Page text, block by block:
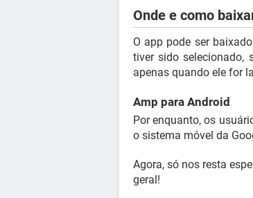
Onde e como
O app pode ser
tiver sido selecionado,
apenas quando ele for
Amp para Android
Por enquanto, os
o sistema móvel da
Agora, só nos resta
geral!